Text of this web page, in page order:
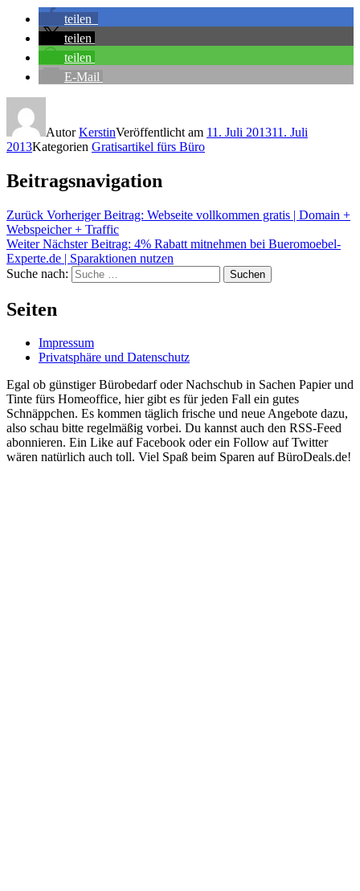
teilen
teilen
teilen
E-Mail
AutorKerstinVeröffentlicht am 11. Juli 201311. Juli
2013Kategorien Gratisartikel fürs Büro
Beitragsnavigation
Zurück Vorheriger Beitrag: Webseite vollkommen gratis | Domain +
Webspeicher + Traffic
Weiter Nächster Beitrag: 4% Rabatt mitnehmen bei Bueromoebel-
Experte.de | Sparaktionen nutzen
Suche nach:
Suchen
Seiten
Impressum
Privatsphäre und Datenschutz
Egal ob günstiger Bürobedarf oder Nachschub in Sachen Papier und
Tinte fürs Homeoffice, hier gibt es für jeden Fall ein gutes
Schnäppchen. Es kommen täglich frische und neue Angebote dazu,
also schau bitte regelmäßig vorbei. Du kannst auch den RSS-Feed
abonnieren. Ein Like auf Facebook oder ein Follow auf Twitter
wären natürlich auch toll. Viel Spaß beim Sparen auf BüroDeals.de!